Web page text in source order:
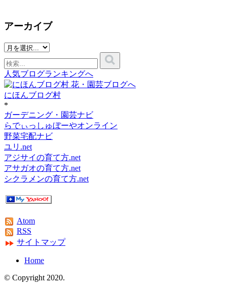
アーカイブ
人気ブログランキングへ
にほんブログ村
*
ガーデニング・園芸ナビ
らでぃっしゅぼーやオンライン
野菜宅配ナビ
ユリ.net
アジサイの育て方.net
アサガオの育て方.net
シクラメンの育て方.net
Atom
RSS
サイトマップ
Home
© Copyright 2020.